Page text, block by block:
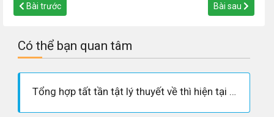
Bài trước Bài sau
Có thể bạn quan tâm
Tổng hợp tất tần tật lý thuyết về thì hiện tại hoàn thành - Bạn có biết?